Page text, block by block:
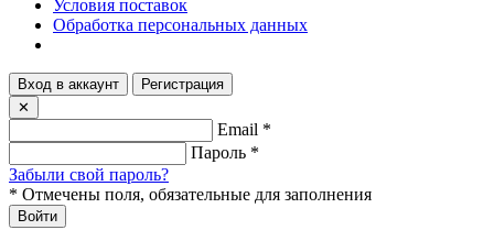
Условия поставок
Обработка персональных данных
Вход в аккаунт
Регистрация
✕
Email *
Пароль *
Забыли свой пароль?
* Отмечены поля, обязательные для заполнения
Войти